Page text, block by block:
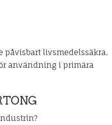
påvisbart livsmedelssäkra.
användning i primära